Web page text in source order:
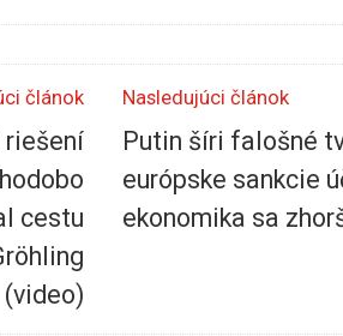
článok
riešení
cestu
(video)
Nasledujúci článok
Putin šíri falošné
európske sankcie
ekonomika sa